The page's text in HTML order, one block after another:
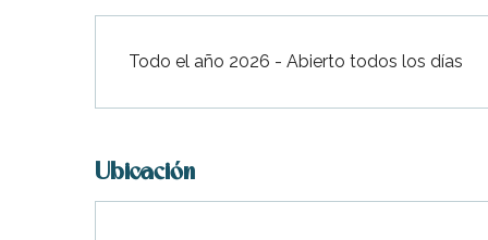
Todo el año 2026 - Abierto todos los días
Ubicación